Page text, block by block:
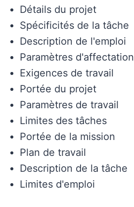
Détails du projet
Spécificités de la tâche
Description de l'emploi
Paramètres d'affectation
Exigences de travail
Portée du projet
Paramètres de travail
Limites des tâches
Portée de la mission
Plan de travail
Description de la tâche
Limites d'emploi